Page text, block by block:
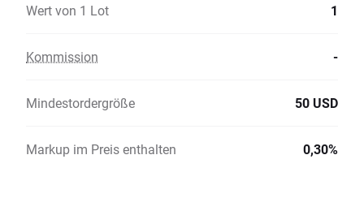
Wert von 1 Lot 1
Kommission -
Mindestordergröße 50 USD
Markup im Preis enthalten 0,30%